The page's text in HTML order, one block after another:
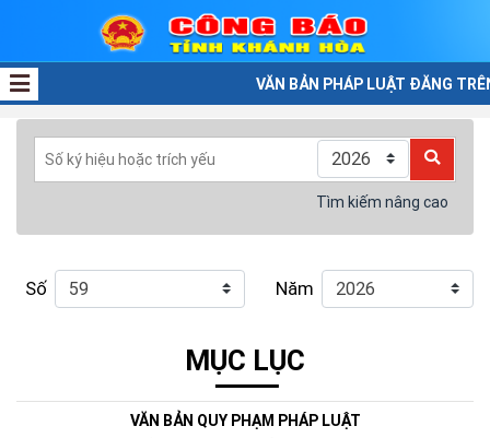
VĂN BẢN PHÁP LUẬT ĐĂNG
Tìm kiếm nâng cao
Số Năm
MỤC LỤC
VĂN BẢN QUY PHẠM PHÁP LUẬT